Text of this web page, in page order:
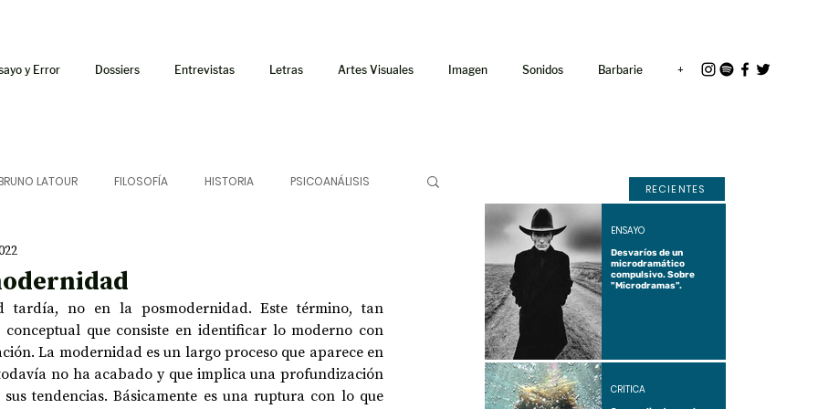
y Error Dossiers Entrevistas Letras Artes Visuales Imagen Sonidos Barbarie +
LATOUR FILOSOFÍA HISTORIA PSICOANÁLISIS
AUDIOTEXTO HÍBRIDOS CINE FICCIONES
AFUERISMOS POESÍA ENSAYO
tardía, no en la posmodernidad. Este término, tan
que consiste en identificar lo moderno con
La modernidad es un largo proceso que aparece en
no ha acabado y que implica una profundización
tendencias. Básicamente es una ruptura con lo que
RECIENTES
Desvaríos de un
microdramático
compulsivo. Sobre
"Microdramas".
ENSAYO
CRÍTICA